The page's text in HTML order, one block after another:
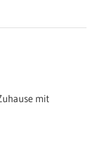
mit